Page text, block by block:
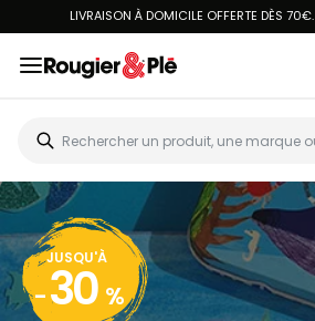
LIVRAISON À DOMICILE OFFERTE DÈS 70€.
JUSQU'À
- 30 %